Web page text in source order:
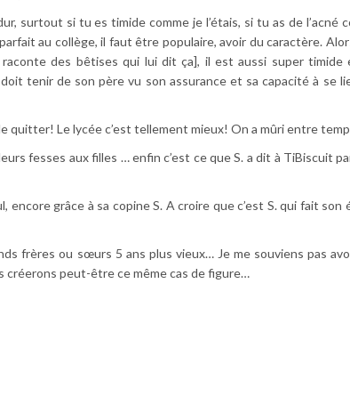
surtout si tu es timide comme je l’étais, si tu as de l’acné
au collège, il faut être populaire, avoir du caractère.
des bêtises qui lui dit ça], il est aussi super timide
tenir de son père vu son assurance et sa capacité à se
quitter! Le lycée c’est tellement mieux! On a mûri entre
fesses aux filles … enfin c’est ce que S. a dit à TiBiscuit
grâce à sa copine S. A croire que c’est S. qui fait son
frères ou sœurs 5 ans plus vieux… Je me souviens pas
peut-être ce même cas de figure…